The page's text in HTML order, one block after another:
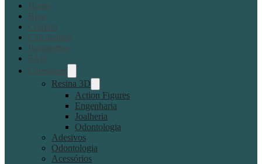
Home
Blog
Contato
Calculadora
Parâmetros
FAQ
Categorias
Resina 3D
Action Figures
Engenharia
Joalheria
Odontologia
Adesivos
Odontologia
Acessórios